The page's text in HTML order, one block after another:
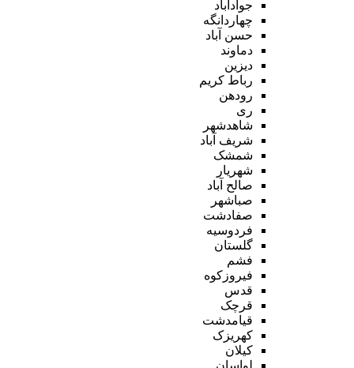
جوادآباد
چهاردانگه
حسن آباد
دماوند
دیزین
رباط کریم
رودهن
ری
شاهدشهر
شریف آباد
شمشک
شهریار
صالح آباد
صباشهر
صفادشت
فردوسیه
گلستان
فشم
فیروزکوه
قدس
قرچک
قیامدشت
کهریزک
کیلان
لواسان